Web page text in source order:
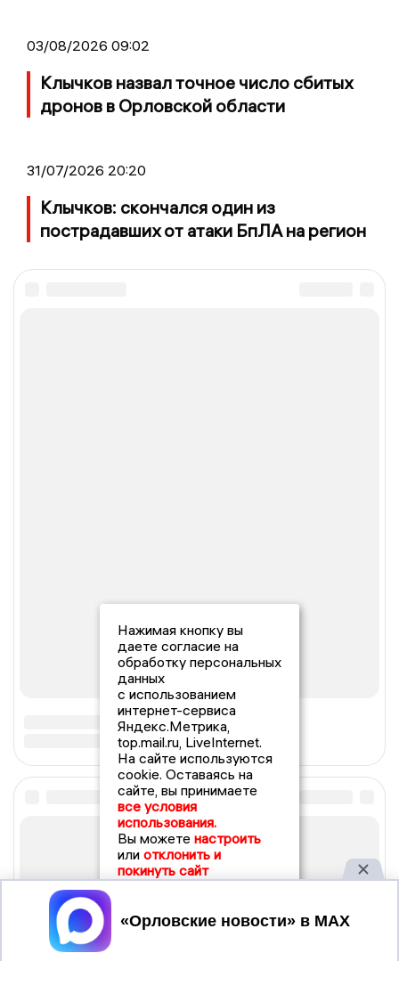
03/08/2026 09:02
Клычков назвал точное число сбитых
дронов в Орловской области
31/07/2026 20:20
Клычков: скончался один из
пострадавших от атаки БпЛА на регион
Нажимая кнопку вы
даете согласие на
обработку персональных
данных
с использованием
интернет-сервиса
Яндекс.Метрика,
top.mail.ru, LiveInternet.
На сайте используются
cookie. Оставаясь на
сайте, вы принимаете
все условия
использования.
Вы можете настроить
или отклонить и
покинуть сайт
Принять